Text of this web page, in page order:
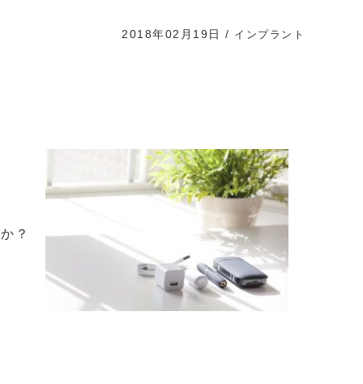
2018年02月19日 / インプラント
？